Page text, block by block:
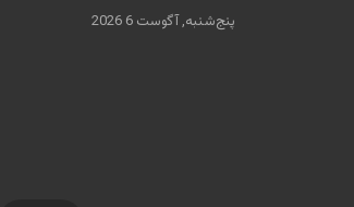
پنج‌شنبه, آگوست 6 2026